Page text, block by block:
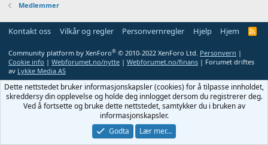
Medlemmer
Kontakt oss Vilkår og regler Personvernregler Hjelp Hjem
R
Community platform by XenForo® © 2010-2022 XenForo Ltd. Personvern |
Cookie info | Webforumet.no/nytte | Webforumet.no/finans | Forumet driftes
av Lykke Media AS
Dette nettstedet bruker informasjonskapsler (cookies) for å tilpasse innholdet,
skreddersy din opplevelse og holde deg innlogget dersom du registrerer deg.
Ved å fortsette og bruke dette nettstedet, samtykker du i bruken av
informasjonskapsler.
Godta
Lær mer…